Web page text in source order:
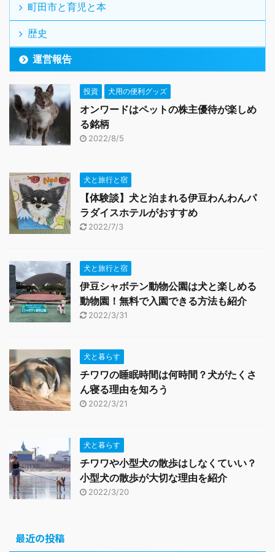
町田市と育児と本
歴史
運営報告
投資 犬用の便利グッズ
オンワードはペットの株主優待が楽しめ
る銘柄
2022/8/5
犬と旅行と宿
【体験談】犬と泊まれる伊豆わんわんパ
ラダイスホテルがおすすめ
2022/7/3
犬と旅行と宿
伊豆シャボテン動物公園は犬と楽しめる
動物園！無料で入園できる方法も紹介
2022/3/31
犬と暮らす
チワワの睡眠時間は何時間？犬がたくさ
ん寝る理由を知ろう
2022/3/21
犬と暮らす
チワワや小型犬の散歩はしなくていい？
小型犬の散歩が大切な理由を紹介
2022/3/20
最近の投稿